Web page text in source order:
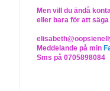
Men vill du ändå
eller bara för att
Meddelande på min
Sms på 0705898084